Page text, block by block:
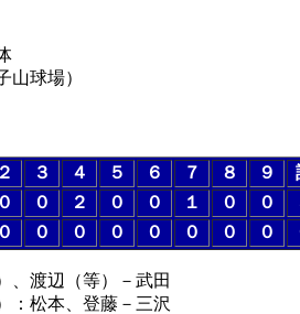
山球場）
２ ３ ４ ５ ６ ７ ８ ９
０ ０ ２ ０ ０ １ ０ ０
０ ０ ０ ０ ０ ０ ０ ０
、渡辺（等）－武田
：松本、登藤－三沢